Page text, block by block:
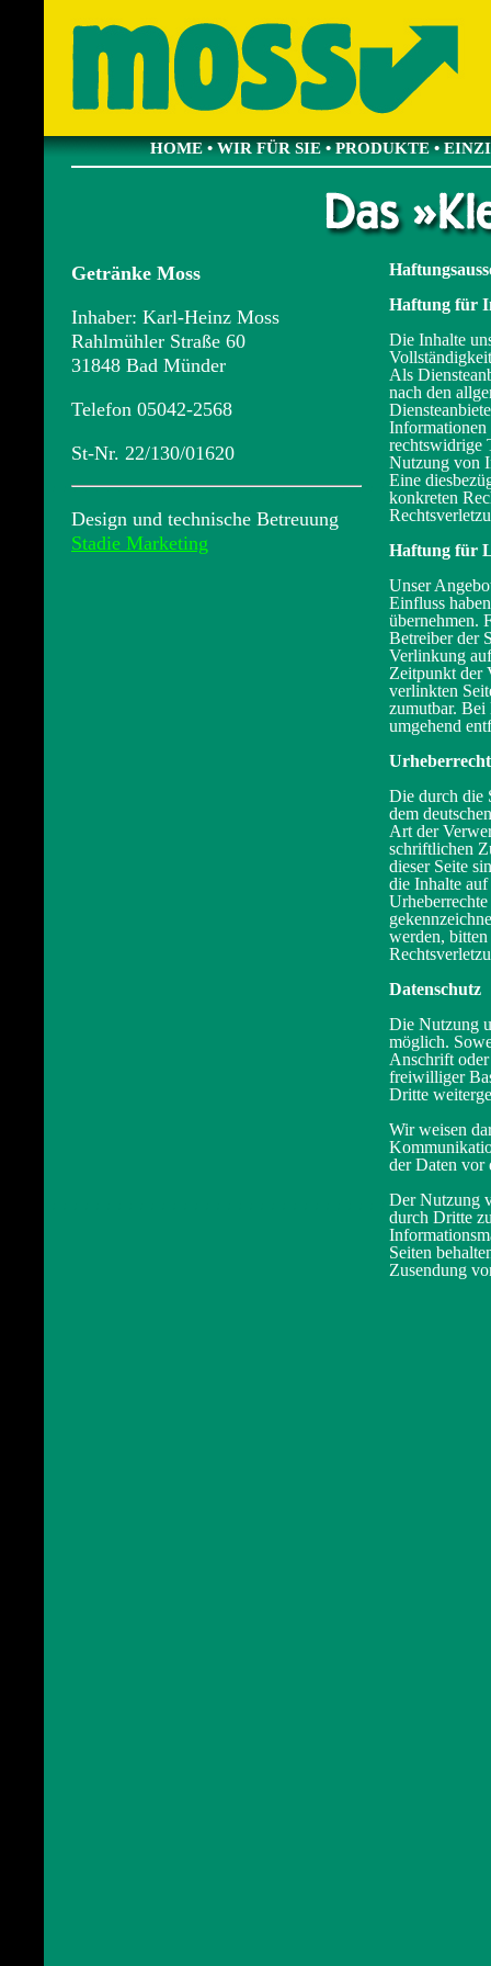
HOME•WIR FÜR SIE•PRODUKTE•
Getränke Moss
Inhaber: Karl-Heinz Moss
Rahlmühler Straße 60
31848 Bad Münder
Telefon 05042-2568
St-Nr. 22/130/01620
Design und technische Betreuung
Stadie Marketing
Haftung für
Die Inhalte
Als
nach den
Informationen
rechtswidrige
Nutzung von
Eine
konkreten
Haftung für
Unser
Einfluss
übernehmen.
Betreiber der
Verlinkung
Zeitpunkt der
verlinkten
zumutbar.
umgehend
Urheberrecht
Die durch die
dem
Art der
schriftlichen
dieser Seite
die Inhalte
werden,
Datenschutz
Die Nutzung
möglich.
Anschrift
freiwilliger
Dritte
Wir weisen
der Daten
Der Nutzung
durch Dritte
Seiten
Zusendung